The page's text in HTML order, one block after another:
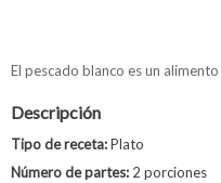
El pescado blanco es un alimento
Descripción
Tipo de receta:Plato
Número de partes: 2 porciones